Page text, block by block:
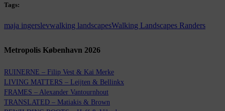
Tags:
maja ingerslevwalking landscapesWalking Landscapes Randers
Metropolis København 2026
RUINERNE – Filip Vest & Kai Merke
LIVING MATTERS – Leijten & Bellinkx
FRAMES – Alexander Vantournhout
TRANSLATED – Matiakis & Brown